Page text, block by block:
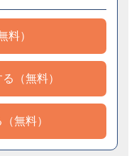
料）
（無料）
無料）